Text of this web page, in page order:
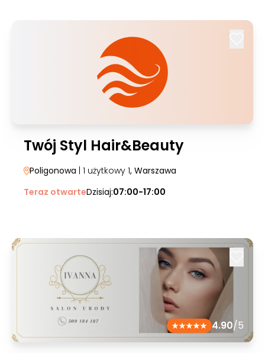
Twój Styl Hair&Beauty
Poligonowa | 1 użytkowy 1, Warszawa
Teraz otwarteDzisiaj:07:00-17:00
4.90/5